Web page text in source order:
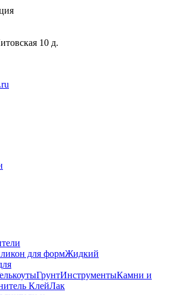
10 д.
для формЖидкий
ГрунтИнструментыКамни и
КлейЛак